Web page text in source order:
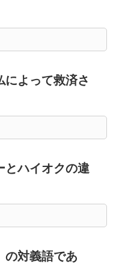
によって救済さ
とハイオクの違
の対義語であ